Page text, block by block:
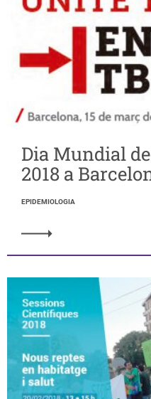
Dia Mundial
2018 a
EPIDEMIOLOGIA